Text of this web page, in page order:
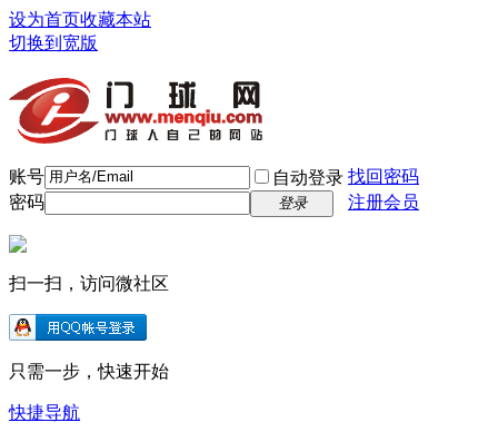
设为首页收藏本站
切换到宽版
账号 自动登录 找回密码
密码
登录 注册会员
扫一扫，访问微社区
只需一步，快速开始
快捷导航